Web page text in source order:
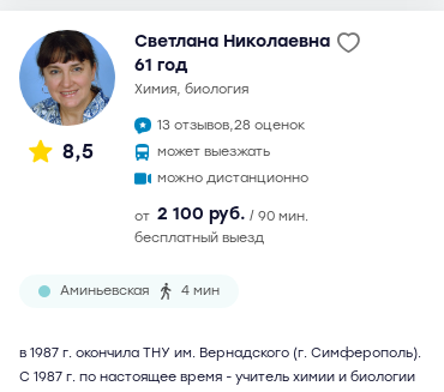
8,5
Светлана Николаевна
61 год
химия, биология
13 отзывов,28 оценок
может выезжать
можно дистанционно
от 2 100 руб. / 90 мин.
бесплатный выезд
Аминьевская 4 мин
в 1987 г. окончила ТНУ им. Вернадского (г. Симферополь).
С 1987 г. по настоящее время - учитель химии и биологии